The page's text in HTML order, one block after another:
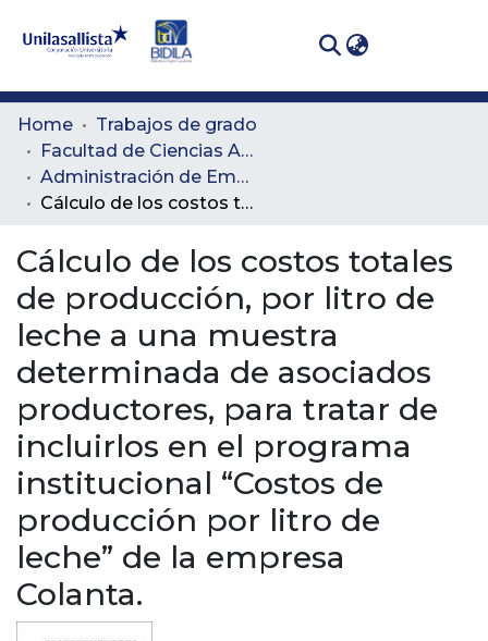
Communities
& Collections
All of DSpace
Statistics
Home
Trabajos de grado
Facultad de Ciencias Administrativas y Agropecuarias
Administración de Empresas Agropecuarias
Cálculo de los costos totales de producción, por litro de leche a una muestra determinada de asociados productores, para tratar de incluirlos en el programa institucional “Costos de producción por litro de leche” de la empresa Colanta.
Cálculo de los costos totales
de producción, por litro de
leche a una muestra
determinada de asociados
productores, para tratar de
incluirlos en el programa
institucional “Costos de
producción por litro de
leche” de la empresa
Colanta.